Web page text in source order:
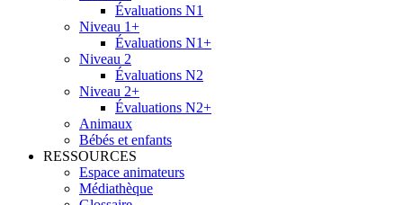
Évaluations N1
Niveau 1+
Évaluations N1+
Niveau 2
Évaluations N2
Niveau 2+
Évaluations N2+
Animaux
Bébés et enfants
RESSOURCES
Espace animateurs
Médiathèque